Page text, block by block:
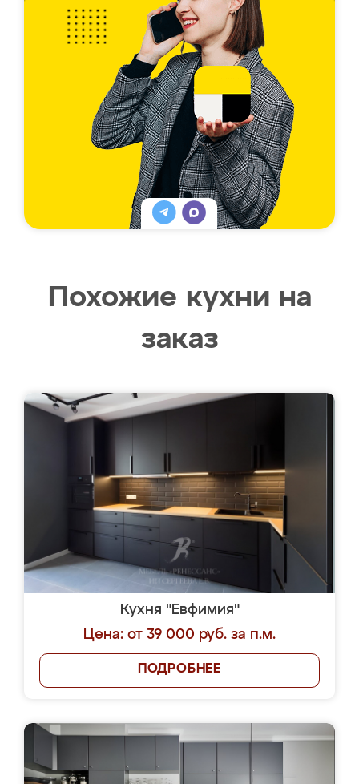
Похожие кухни на
заказ
Кухня "Евфимия"
Цена: от 39 000 руб. за п.м.
ПОДРОБНЕЕ